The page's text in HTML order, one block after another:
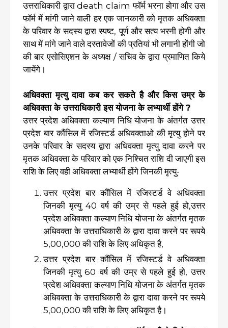
उत्तराधिकारी द्वारा death claim फॉर्म भरना होगा और उस
फॉर्म में मांगी जाने वाली हर एक जानकारी को मृतक अधिवक्ता
के परिवार के सदस्य द्वारा स्पष्ट, पूर्ण और सत्य भरनी होगी और
साथ में मांगे जाने वाले दस्तावेजों की प्रतियां भी लगानी होंगी जो
की बार एसोसिएशन के अध्यक्ष / सचिव के द्वारा प्रमाणित किये
जायेंगे।
अधिवक्ता मृत्यु दावा कब कर सकते है और किस उम्र के
अधिवक्ता के उत्तराधिकारी इस योजना के लभ्यार्थी होंगे ?
उत्तर प्रदेश अधिवक्ता कल्याण निधि योजना के अंतर्गत उत्तर
प्रदेश बार कौंसिल में रजिस्टर्ड अधिवक्ताओ की मृत्यु होने पर
उनके परिवार के सदस्य द्वारा अधिवक्ता मृत्यु दावा करने पर
मृतक अधिवक्ता के परिवार को एक निश्चित राशि दी जाएगी इस
राशि के लिए वही अधिवक्ता लभ्यार्थी होंगे जिनकी मृत्यु-
उत्तर प्रदेश बार कौंसिल में रजिस्टर्ड वे अधिवक्ता
जिनकी मृत्यु 40 वर्ष की उम्र से पहले हुई हो,उत्तर
प्रदेश अधिवक्ता कल्याण निधि योजना के अंतर्गत मृतक
अधिवक्ता के उत्तराधिकारी के द्वारा दावा करने पर रूपये
5,00,000 की राशि के लिए अधिकृत है,
उत्तर प्रदेश बार कौंसिल में रजिस्टर्ड वे अधिवक्ता
जिनकी मृत्यु 60 वर्ष की उम्र से पहले हुई हो, उत्तर
प्रदेश अधिवक्ता कल्याण निधि योजना के अंतर्गत मृतक
अधिवक्ता के उत्तराधिकारी के द्वारा दावा करने पर रूपये
5,00,000 की राशि के लिए अधिकृत है।